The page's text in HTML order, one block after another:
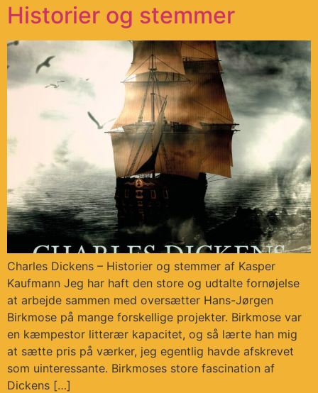
Historier og stemmer
Charles Dickens – Historier og stemmer af Kasper
Kaufmann Jeg har haft den store og udtalte fornøjelse
at arbejde sammen med oversætter Hans-Jørgen
Birkmose på mange forskellige projekter. Birkmose var
en kæmpestor litterær kapacitet, og så lærte han mig
at sætte pris på værker, jeg egentlig havde afskrevet
som uinteressante. Birkmoses store fascination af
Dickens […]